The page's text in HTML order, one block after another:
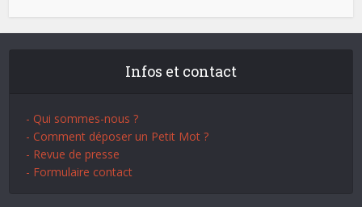
Infos et contact
- Qui sommes-nous ?
- Comment déposer un Petit Mot ?
- Revue de presse
- Formulaire contact